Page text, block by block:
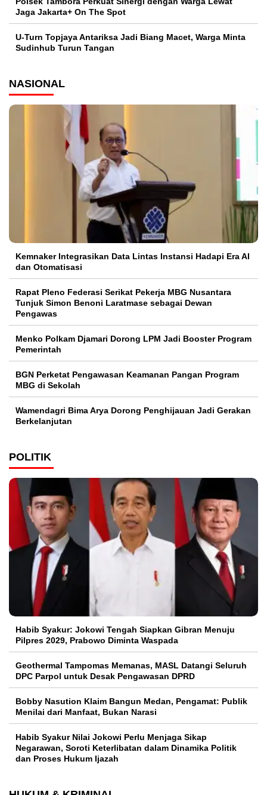
Jaga Jakarta+ On The Spot
U-Turn Topjaya Antariksa Jadi Biang Macet, Warga Minta
Sudinhub Turun Tangan
NASIONAL
Kemnaker Integrasikan Data Lintas Instansi Hadapi Era AI
dan Otomatisasi
Rapat Pleno Federasi Serikat Pekerja MBG Nusantara
Tunjuk Simon Benoni Laratmase sebagai Dewan
Pengawas
Menko Polkam Djamari Dorong LPM Jadi Booster Program
Pemerintah
BGN Perketat Pengawasan Keamanan Pangan Program
MBG di Sekolah
Wamendagri Bima Arya Dorong Penghijauan Jadi Gerakan
Berkelanjutan
POLITIK
Habib Syakur: Jokowi Tengah Siapkan Gibran Menuju
Pilpres 2029, Prabowo Diminta Waspada
Geothermal Tampomas Memanas, MASL Datangi Seluruh
DPC Parpol untuk Desak Pengawasan DPRD
Bobby Nasution Klaim Bangun Medan, Pengamat: Publik
Menilai dari Manfaat, Bukan Narasi
Habib Syakur Nilai Jokowi Perlu Menjaga Sikap
Negarawan, Soroti Keterlibatan dalam Dinamika Politik
dan Proses Hukum Ijazah